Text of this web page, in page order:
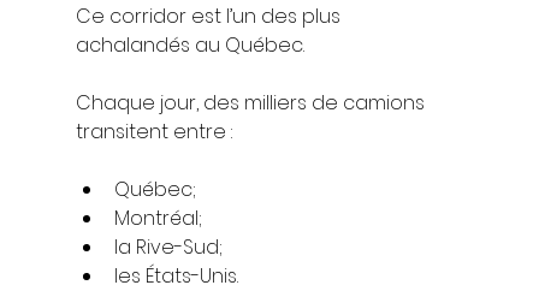
Ce corridor est l’un des plus
achalandés au Québec.
Chaque jour, des milliers de camions
transitent entre :
Québec;
Montréal;
la Rive-Sud;
les États-Unis.